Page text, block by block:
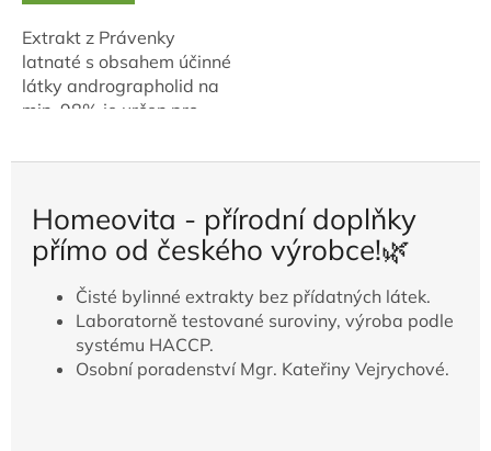
5,0
z
5
hvězdiček.
Extrakt z Právenky
latnaté s obsahem účinné
látky andrographolid na
min. 98% je určen pro
podporu jater a
Vhodná je u akutních...
Homeovita - přírodní doplňky
přímo od českého výrobce!🌿
Čisté bylinné extrakty bez přídatných látek.
Laboratorně testované suroviny, výroba podle
systému HACCP.
Osobní poradenství Mgr. Kateřiny Vejrychové.